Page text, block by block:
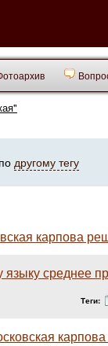
другому тегу
карпова
языку среднее
Теги: